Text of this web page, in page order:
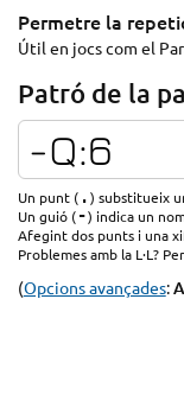
Permetre la
Útil en jocs com el
Patró de la
Un punt (.) substitueix
Un guió (-) indica un
Afegint dos punts i una
Problemes amb la L·L?
(Opcions avançades: